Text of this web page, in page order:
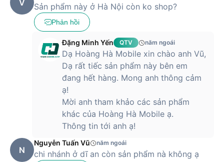
ứng của tai nghe.
Sản phẩm dễ dàng kết nối với các sản phẩm Android, iOS và
Thiết kế thân thiện cùng hàng loạt các công năng tuyệt vời
giúp biến tai nghe không dây Huawei Freebuds 5 mới trở
thành trợ thủ đắc lực với người dùng. Để sở hữu chiếc tai
nghe tuyệt vời hãy đến ngay Hoàng Hà Mobile để nhận được
nhiều ưu đãi và khuyến mãi nhất nhé.
V Sản phẩm này ở Hà Nội còn ko shop?
Phản hồi
Đặng Minh Yến QTV năm ngoái
Dạ Hoàng Hà Mobile xin chào anh Vũ,
Dạ rất tiếc sản phẩm này bên em
đang hết hàng. Mong anh thông cảm
ạ!
Mời anh tham khảo các sản phẩm
khác của Hoàng Hà Mobile ạ.
Thông tin tới anh ạ!
N
Nguyễn Tuấn Vũ năm ngoái
chi nhánh ở dĩ an còn sản phẩm nà không ạ